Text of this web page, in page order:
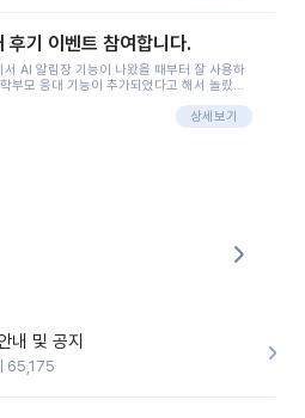
어봐야할 때가 있어그때마다 정보를 입력하는
ai 학부모 응대를 써볼 수 있어서 좋았어요!앞
때 이게 있었더라면 ㅜㅜㅜㅜ?응대 팁이 정말
그래도 아이들이 잘 이해 되지만초임 때는 정
선생님들께 도움을 요청했었거든요..ㅠ*일지
거 같아요!
후기 이벤트 참여합니다.
서 AI 알림장 기능이 나왔을 때부터 잘 사용하
부모 응대 기능이 추가되었다고 해서 놀랐습
을 느끼고 있습니다 ㅠㅠ이번에 제가 원에서
전달드렸던 내용을 함께 보시고,저와 비슷한
덕분에 고민하는 시간을 줄이고 학부모님을
다.이 부분은 꼬망봇이 추가로 알려준 응대 tip
화를 드리기 전에, 내용을 숙지하여 좀 더 전문
대화를 나눌 수 있었습니다.꼬망세 AI학부모 응
감사합니다.
상세보기
내 및 공지
65,175